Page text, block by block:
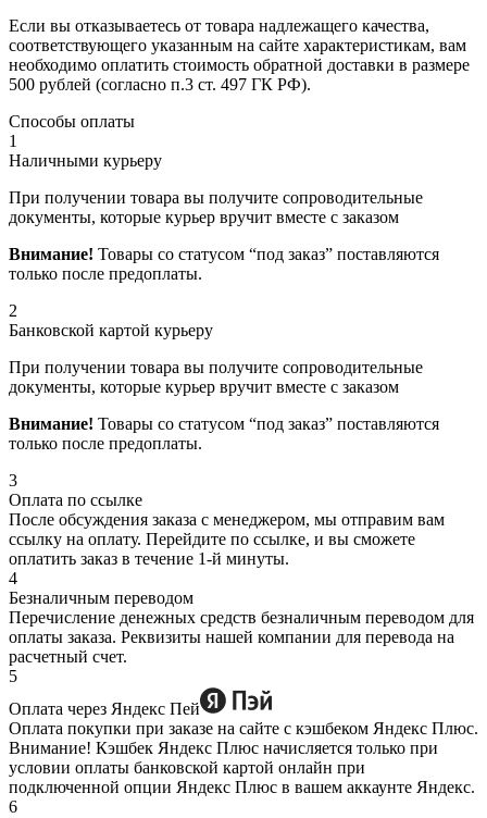
Если вы отказываетесь от товара надлежащего качества,
соответствующего указанным на сайте характеристикам, вам
необходимо оплатить стоимость обратной доставки в размере
500 рублей (согласно п.3 ст. 497 ГК РФ).
Способы оплаты
1
Наличными курьеру
При получении товара вы получите сопроводительные
документы, которые курьер вручит вместе с заказом
Внимание! Товары со статусом “под заказ” поставляются
только после предоплаты.
2
Банковской картой курьеру
При получении товара вы получите сопроводительные
документы, которые курьер вручит вместе с заказом
Внимание! Товары со статусом “под заказ” поставляются
только после предоплаты.
3
Оплата по ссылке
После обсуждения заказа с менеджером, мы отправим вам
ссылку на оплату. Перейдите по ссылке, и вы сможете
оплатить заказ в течение 1-й минуты.
4
Безналичным переводом
Перечисление денежных средств безналичным переводом для
оплаты заказа. Реквизиты нашей компании для перевода на
расчетный счет.
5
Оплата через Яндекс Пей
Оплата покупки при заказе на сайте с кэшбеком Яндекс Плюс.
Внимание! Кэшбек Яндекс Плюс начисляется только при
условии оплаты банковской картой онлайн при
подключенной опции Яндекс Плюс в вашем аккаунте Яндекс.
6